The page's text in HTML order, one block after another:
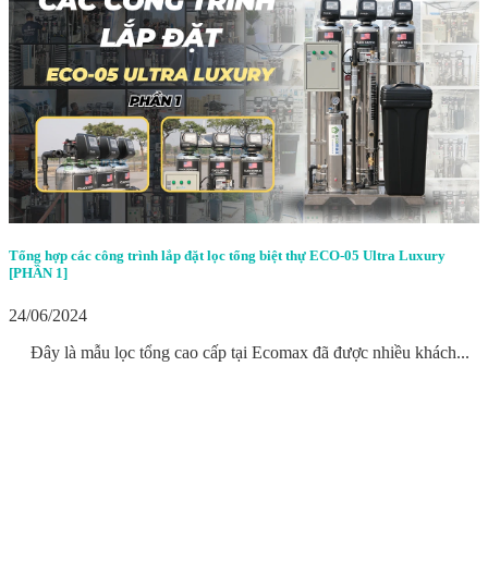
Tổng hợp các công trình lắp đặt lọc tổng biệt thự ECO-05 Ultra Luxury
[PHẦN 1]
24/06/2024
Đây là mẫu lọc tổng cao cấp tại Ecomax đã được nhiều khách...